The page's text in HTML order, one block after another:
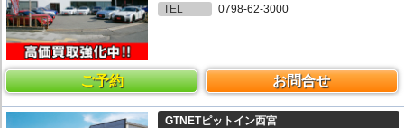
TEL
0798-62-3000
ご予約 お問合せ
GTNETピットイン西宮